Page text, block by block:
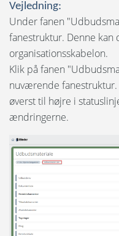
Sprog:
English
Svenska
Norsk
Polski
Projekt
Udbud for ordregiver
Opret et
Rediger, arkiver
Deltagere &
Vejledning:
Under fanen
fanestruktur. Denne
organisationsskabelon.
Klik på fanen
nuværende
øverst til højre i
ændringerne.